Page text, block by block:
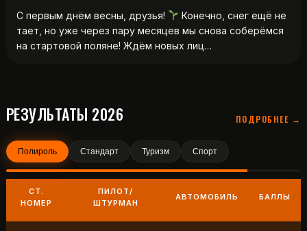
С первым днём весны, друзья!
Конечно, снег ещё не
тает, но уже через пару месяцев мы снова соберёмся
на стартовой поляне! Ждём новых лиц…
РЕЗУЛЬТАТЫ 2026 ПОДРОБНЕЕ →
Полироль Стандарт Туризм Спорт
СТ.
НОМЕР
ПИЛОТ/
ШТУРМАН
АВТОМОБИЛЬ БАЛЛЫ